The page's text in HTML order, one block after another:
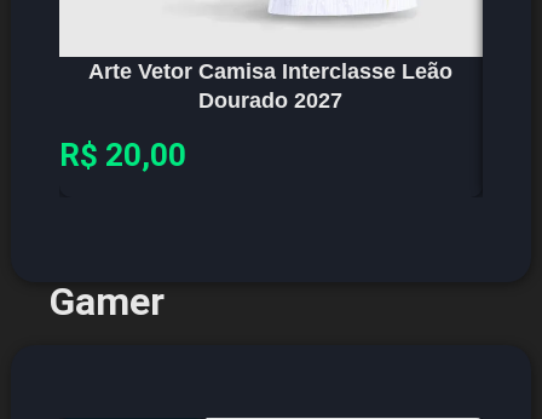
Arte Vetor Camisa Interclasse Leão
Dourado 2027
R$ 20,00
Gamer